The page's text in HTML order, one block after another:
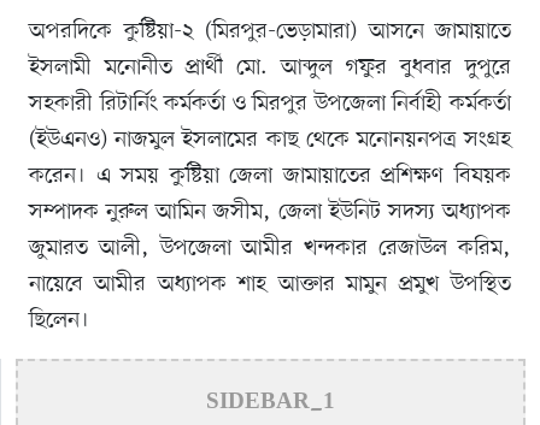
অপরদিকে কুষ্টিয়া-২ (মিরপুর-ভেড়ামারা) আসনে জামায়াতে
ইসলামী মনোনীত প্রার্থী মো. আব্দুল গফুর বুধবার দুপুরে
সহকারী রিটার্নিং কর্মকর্তা ও মিরপুর উপজেলা নির্বাহী কর্মকর্তা
(ইউএনও) নাজমুল ইসলামের কাছ থেকে মনোনয়নপত্র সংগ্রহ
করেন। এ সময় কুষ্টিয়া জেলা জামায়াতের প্রশিক্ষণ বিষয়ক
সম্পাদক নুরুল আমিন জসীম, জেলা ইউনিট সদস্য অধ্যাপক
জুমারত আলী, উপজেলা আমীর খন্দকার রেজাউল করিম,
নায়েবে আমীর অধ্যাপক শাহ আক্তার মামুন প্রমুখ উপস্থিত
ছিলেন।
SIDEBAR_1